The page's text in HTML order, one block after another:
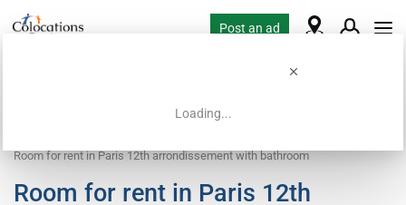
Loading...
Post an ad
Room for rent in Paris 12th arrondissement with bathroom
Room for rent in Paris 12th